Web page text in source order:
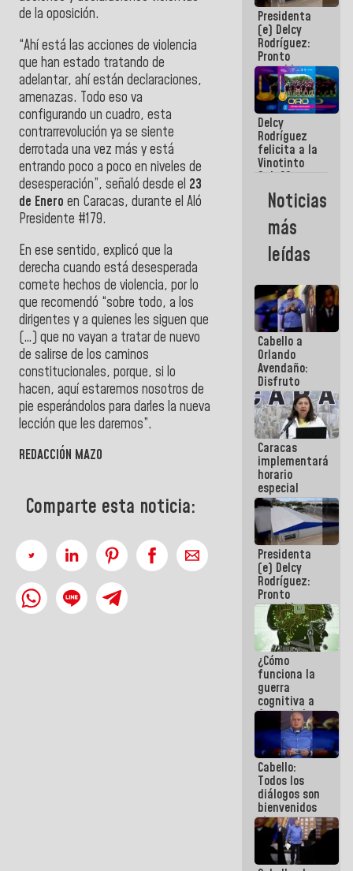
de la oposición.
“Ahí está las acciones de violencia
que han estado tratando de
adelantar, ahí están declaraciones,
amenazas. Todo eso va
configurando un cuadro, esta
contrarrevolución ya se siente
derrotada una vez más y está
entrando poco a poco en niveles de
desesperación”, señaló desde el 23
de Enero en Caracas, durante el Aló
Presidente #179.
En ese sentido, explicó que la
derecha cuando está desesperada
comete hechos de violencia, por lo
que recomendó “sobre todo, a los
dirigentes y a quienes les siguen que
(…) que no vayan a tratar de nuevo
de salirse de los caminos
constitucionales, porque, si lo
hacen, aquí estaremos nosotros de
pie esperándolos para darles la nueva
lección que les daremos”.
REDACCIÓN MAZO
Comparte esta noticia:
hacer
historia en
los
Centroamericanos
Presidenta
(e) Delcy
Rodríguez:
Pronto
restableceremos
las
operaciones
en el
Aeropuerto
Internacional
de
Maiquetía
Delcy
Rodríguez
felicita a la
Vinotinto
Sub 20
campeona
frente
México Sub
23 en los
Centroamericanos
Noticias
más
leídas
Cabello a
Orlando
Avendaño:
Disfruto
cada vez
que escribes
porque lo
que haces
es
embarrarla
Caracas
implementará
horario
especial
para
adaptarse
al plan de
ahorro
energético
Presidenta
(e) Delcy
Rodríguez:
Pronto
restableceremos
las
operaciones
en el
Aeropuerto
Internacional
de
Maiquetía
¿Cómo
funciona la
guerra
cognitiva a
favor de la
narrativa
hegemónica?
(1)
Cabello:
Todos los
diálogos son
bienvenidos
siempre que
estén en el
marco de la
Constitución